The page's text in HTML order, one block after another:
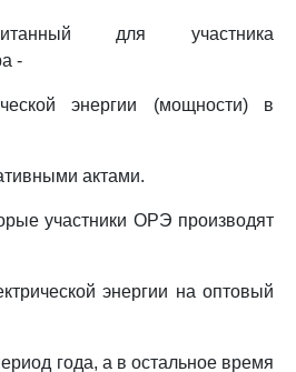
для участника
-
энергии (мощности) в
актами.
участники ОРЭ производят
энергии на оптовый
года, а в остальное время